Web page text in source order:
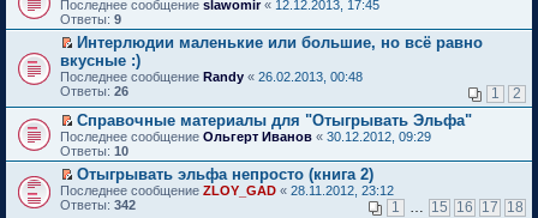
б
щ
е
н
и
ю
м
у
с
о
о
б
щ
е
н
и
ю
ч
и
а
н
н
о
м
у
с
о
о
б
щ
е
е
п
р
о
ч
и
а
н
н
о
м
у
с
р
в
о
м
у
н
е
п
р
о
ч
и
т
а
н
т
и
п
е
р
в
о
м
у
н
е
п
р
о
е
р
е
й
т
и
п
е
р
в
о
м
у
Последнее сообщение slawomir« 12.12.2013, 17:45
Ответы: 9
П
е
р
е
й
т
и
к
п
е
р
в
Интерлюдии маленькие или большие, но всё равно
вкусные :)
Последнее сообщение Randy « 26.02.2013, 00:48
Ответы: 26 1 2
П
е
р
е
й
т
Справочные материалы для "Отыгрывать Эльфа"
Последнее сообщение Ольгерт Иванов « 30.12.2012, 09:29
Ответы: 10
П
е
Отыгрывать эльфа непросто (книга 2)
Последнее сообщение ZLOY_GAD « 28.11.2012, 23:12
Ответы: 342 1 15 16 17 18